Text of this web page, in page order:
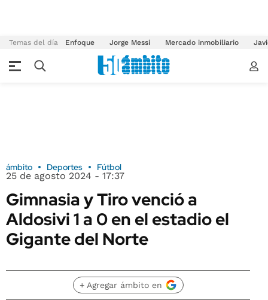
Temas del día Enfoque Jorge Messi Mercado inmobiliario
ámbito Deportes Fútbol
25 de agosto 2024 - 17:37
Gimnasia y Tiro venció a
Aldosivi 1 a 0 en el estadio el
Gigante del Norte
+ Agregar ámbito en